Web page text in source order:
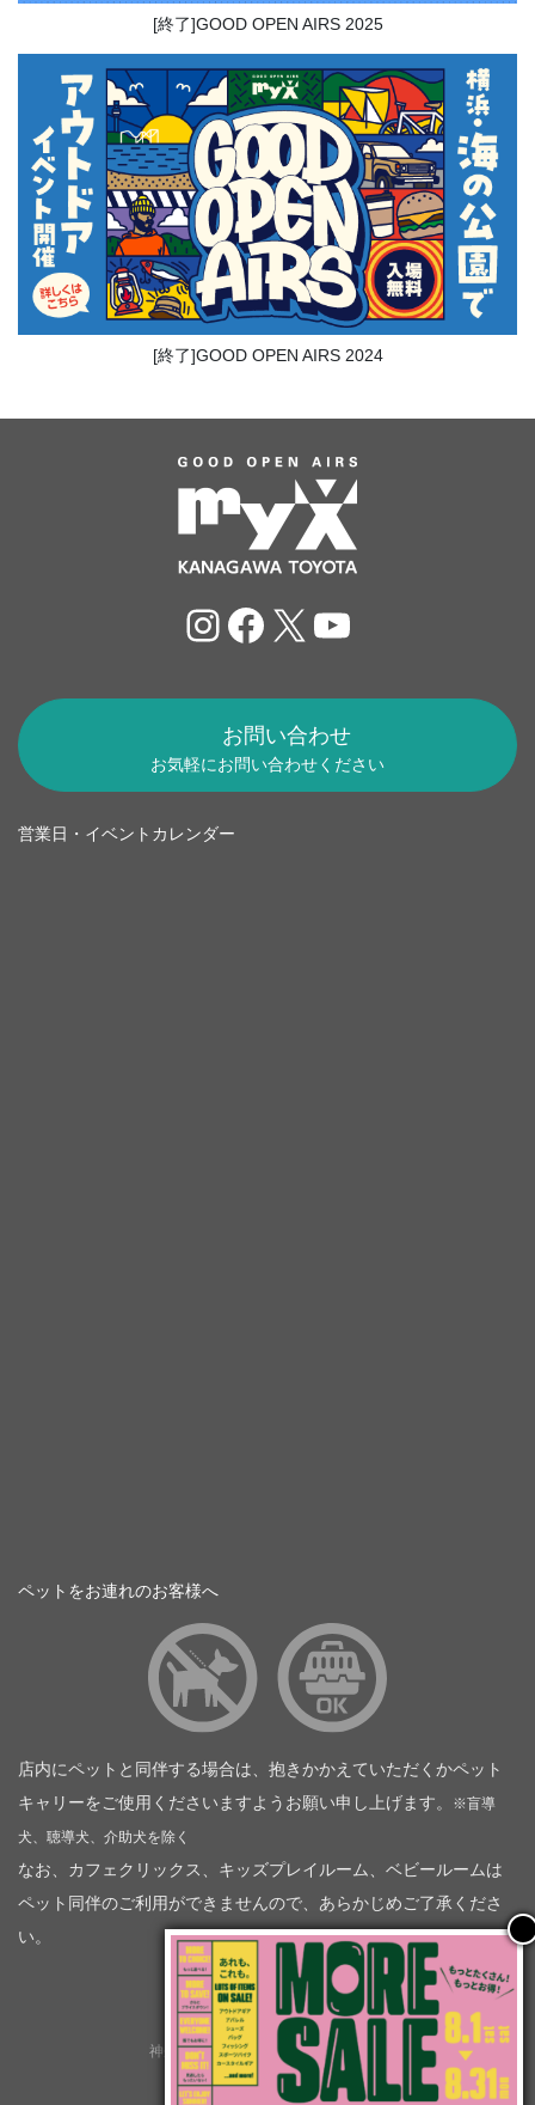
[終了]GOOD OPEN AIRS 2025
[終了]GOOD OPEN AIRS 2024
Instagram
Facebook
X YouTube
お問い合わせ
お気軽にお問い合わせください
営業日・イベントカレンダー
ペットをお連れのお客様へ
店内にペットと同伴する場合は、抱きかかえていただくかペット
キャリーをご使用くださいますようお願い申し上げます。
※盲導
犬、聴導犬、介助犬を除く
なお、カフェクリックス、キッズプレイルーム、ベビールームは
ペット同伴のご利用ができませんので、あらかじめご了承くださ
い。
神奈川トヨタ自動車（企業情報）
トヨタモビリティ神奈川
株式会社会社ＫＴグループ